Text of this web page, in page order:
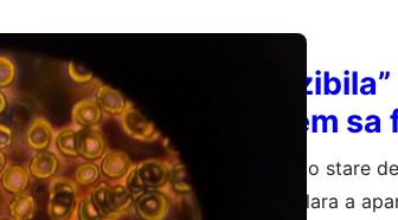
Anemia, boala
pericol. Cum ajungem sa
De multe ori ajungem la medic cu o stare
tot corpul fara sa avem o cauza clara a